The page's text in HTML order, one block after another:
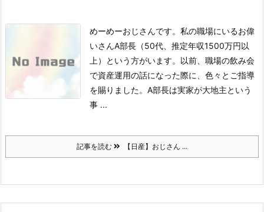
めーめーおじさんです。 私の職場にいるお偉
いさんA部長（50代、推定年収1500万円以
上）という方がいます。以前、職場の飲み会
で資産運用の話になった際に、色々とご指導
を賜りました。 A部長は実家が大地主という
事 ...
記事を読む 【日産】おじさん ...